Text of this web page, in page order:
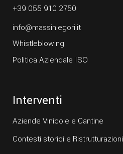
+39 055 910 2750
info@massiniegori.it
Whistleblowing
Politica Aziendale ISO
Interventi
Aziende Vinicole e Cantine
Contesti storici e Ristrutturazioni